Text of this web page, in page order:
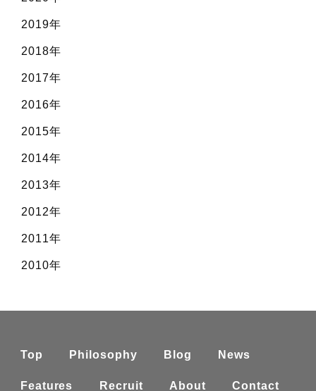
2019年
2018年
2017年
2016年
2015年
2014年
2013年
2012年
2011年
2010年
Top Philosophy Blog News
Features Recruit About Contact